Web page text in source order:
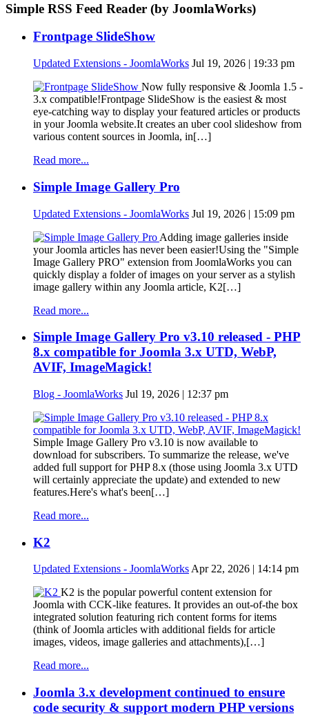
Simple RSS Feed Reader (by JoomlaWorks)
Frontpage SlideShow
Updated Extensions - JoomlaWorks Jul 19, 2026 | 19:33 pm
Now fully responsive & Joomla 1.5 -
3.x compatible!Frontpage SlideShow is the easiest & most
eye-catching way to display your featured articles or products
in your Joomla website.It creates an uber cool slideshow from
various content sources in Joomla, in[…]
Read more...
Simple Image Gallery Pro
Updated Extensions - JoomlaWorks Jul 19, 2026 | 15:09 pm
Adding image galleries inside
your Joomla articles has never been easier!Using the "Simple
Image Gallery PRO" extension from JoomlaWorks you can
quickly display a folder of images on your server as a stylish
image gallery within any Joomla article, K2[…]
Read more...
Simple Image Gallery Pro v3.10 released - PHP
8.x compatible for Joomla 3.x UTD, WebP,
AVIF, ImageMagick!
Blog - JoomlaWorks Jul 19, 2026 | 12:37 pm
Simple Image Gallery Pro v3.10 is now available to
download for subscribers. To summarize the release, we've
added full support for PHP 8.x (those using Joomla 3.x UTD
will certainly appreciate the update) and extended to new
features.Here's what's been[…]
Read more...
K2
Updated Extensions - JoomlaWorksApr 22, 2026 | 14:14 pm
K2 is the popular powerful content extension for
Joomla with CCK-like features. It provides an out-of-the box
integrated solution featuring rich content forms for items
(think of Joomla articles with additional fields for article
images, videos, image galleries and attachments),[…]
Read more...
Joomla 3.x development continued to ensure
code security & support modern PHP versions